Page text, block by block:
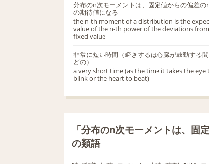
分布のn次モーメントは、固定値からの偏差の
の期待値になる
the n-th moment of a distribution is the
value of the n-th power of the deviations
fixed value
非常に短い時間（瞬きするは心臓が鼓動する
どの）
a very short time (as the time it takes the eye
blink or the heart to beat)
「分布のn次モーメントは、固
の類語